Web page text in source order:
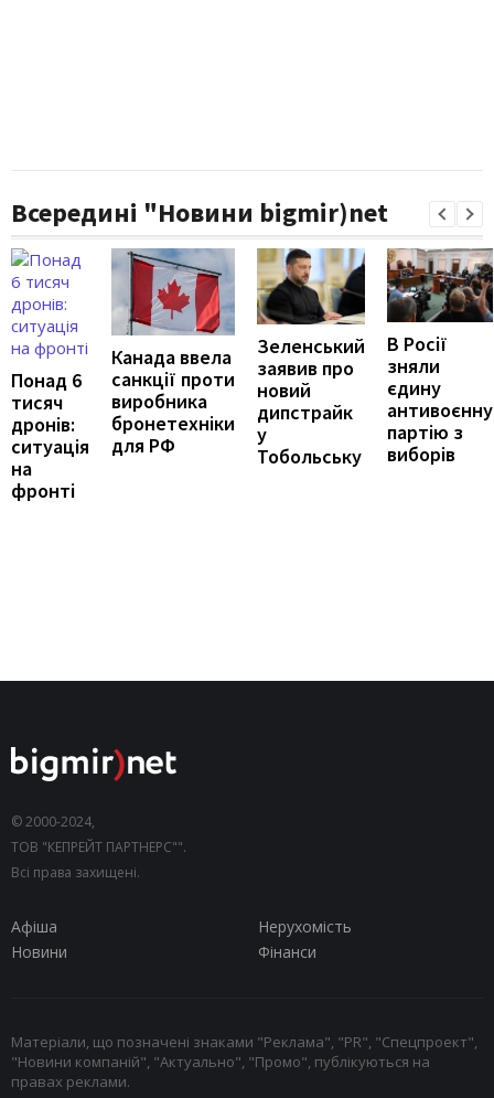
Всередині "Новини bigmir)net
Понад 6
тисяч
дронів:
ситуація
на
фронті
Канада ввела
санкції проти
виробника
бронетехніки
для РФ
Зеленський
заявив про
новий
дипстрайк
у
Тобольську
В Росії
зняли
єдину
антивоєнну
партію з
виборів
© 2000-2024,
ТОВ "КЕПРЕЙТ ПАРТНЕРС"".
Всі права захищені.
Афіша
Нерухомість
Новини
Фінанси
Матеріали, що позначені знаками "Реклама", "PR", "Спецпроект",
"Новини компаній", "Актуально", "Промо", публікуються на
правах реклами.